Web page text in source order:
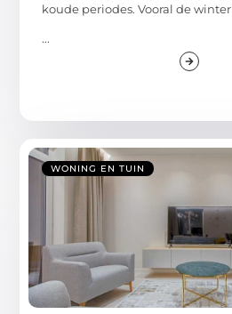
koude periodes. Vooral de winter
...
WONING EN TUIN